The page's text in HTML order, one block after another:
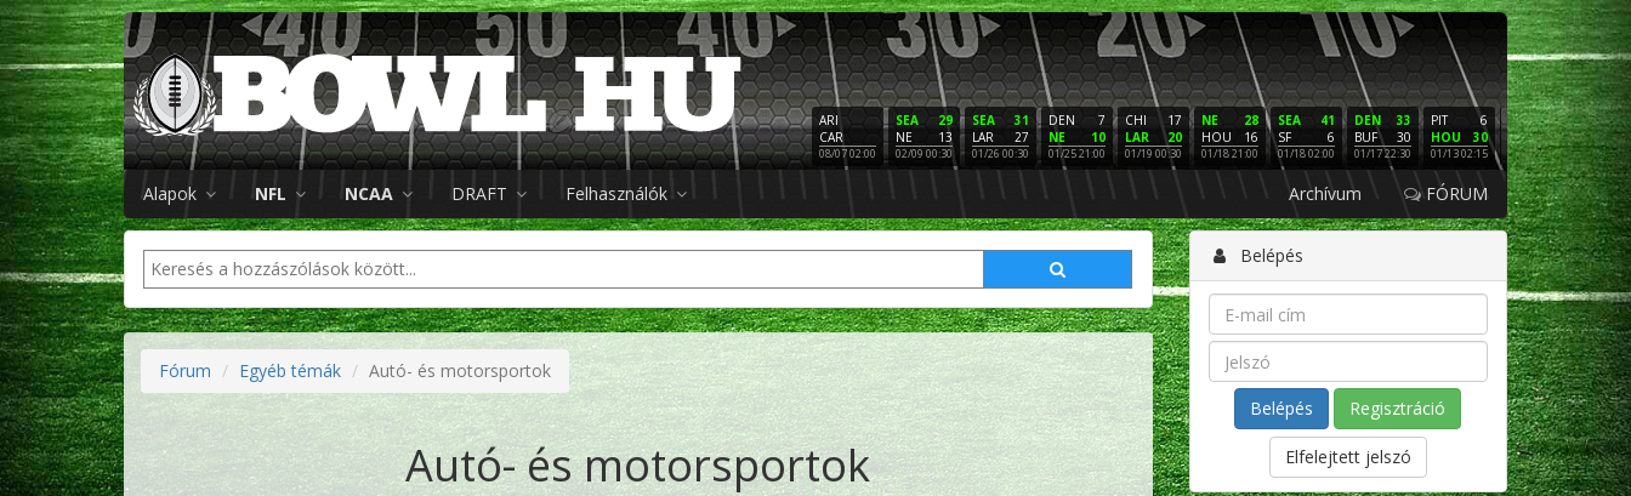
ARI
CAR
08/07 02:00
29
SEA
13
NE
02/09 00:30
31
SEA
27
LAR
01/26 00:30
7
DEN
10
NE
01/25 21:00
17
CHI
20
LAR
01/19 00:30
28
NE
16
HOU
01/18 21:00
41
SEA
6
SF
01/18 02:00
33
DEN
30
BUF
01/17 22:30
6
PIT
30
HOU
01/13 02:15
16
NE
3
LAC
01/12 02:00
PHI
SF
01/11
Alapok NFL NCAA DRAFT Felhasználók Archívum FÓRUM
Fórum Egyéb témák Autó- és motorsportok
Autó- és motorsportok
Belépés
Regisztráció
Elfelejtett jelszó